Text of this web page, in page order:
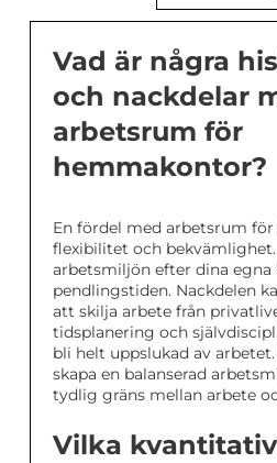
Vad är några
och nackdelar
arbetsrum för
hemmakontor?
En fördel med arbetsrum
flexibilitet och bekvämlighet.
arbetsmiljön efter dina egna
pendlingstiden. Nackdelen
att skilja arbete från
tidsplanering och
bli helt uppslukad av
skapa en balanserad
tydlig gräns mellan arbete
Vilka